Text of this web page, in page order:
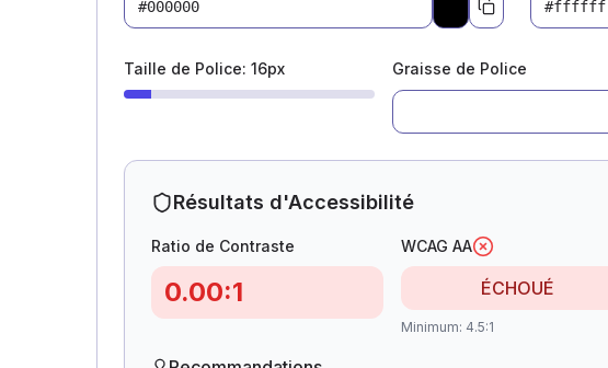
Pick a color
Taille de Police: 16px Graisse de Police
Résultats d'Accessibilité
Ratio de Contraste
0.00:1
WCAG AA
ÉCHOUÉ
Minimum: 4.5:1